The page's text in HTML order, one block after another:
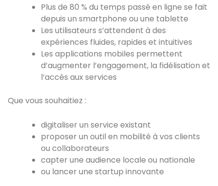
Plus de 80 % du temps passé en ligne se fait
depuis un smartphone ou une tablette
Les utilisateurs s’attendent à des
expériences fluides, rapides et intuitives
Les applications mobiles permettent
d’augmenter l’engagement, la fidélisation et
l’accès aux services
Que vous souhaitiez :
digitaliser un service existant
proposer un outil en mobilité à vos clients
ou collaborateurs
capter une audience locale ou nationale
ou lancer une startup innovante